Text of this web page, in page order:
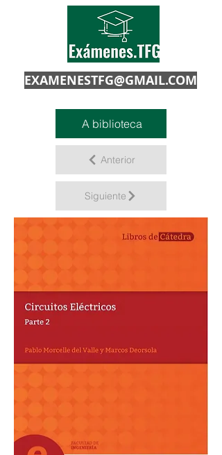
EXAMENESTFG@GMAIL.COM
A biblioteca
Anterior
Siguiente